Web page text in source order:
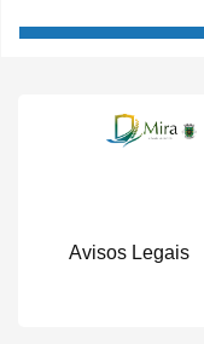
Avisos Legais